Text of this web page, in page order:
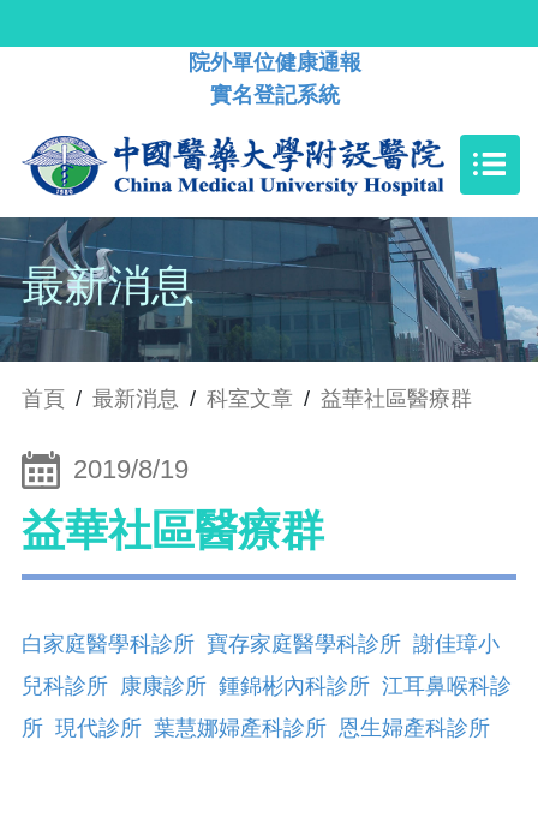
院外單位健康通報
實名登記系統
最新消息
首頁 / 最新消息 / 科室文章 / 益華社區醫療群
2019/8/19
益華社區醫療群
白家庭醫學科診所 寶存家庭醫學科診所 謝佳璋小
兒科診所 康康診所 鍾錦彬內科診所 江耳鼻喉科診
所 現代診所 葉慧娜婦產科診所 恩生婦產科診所